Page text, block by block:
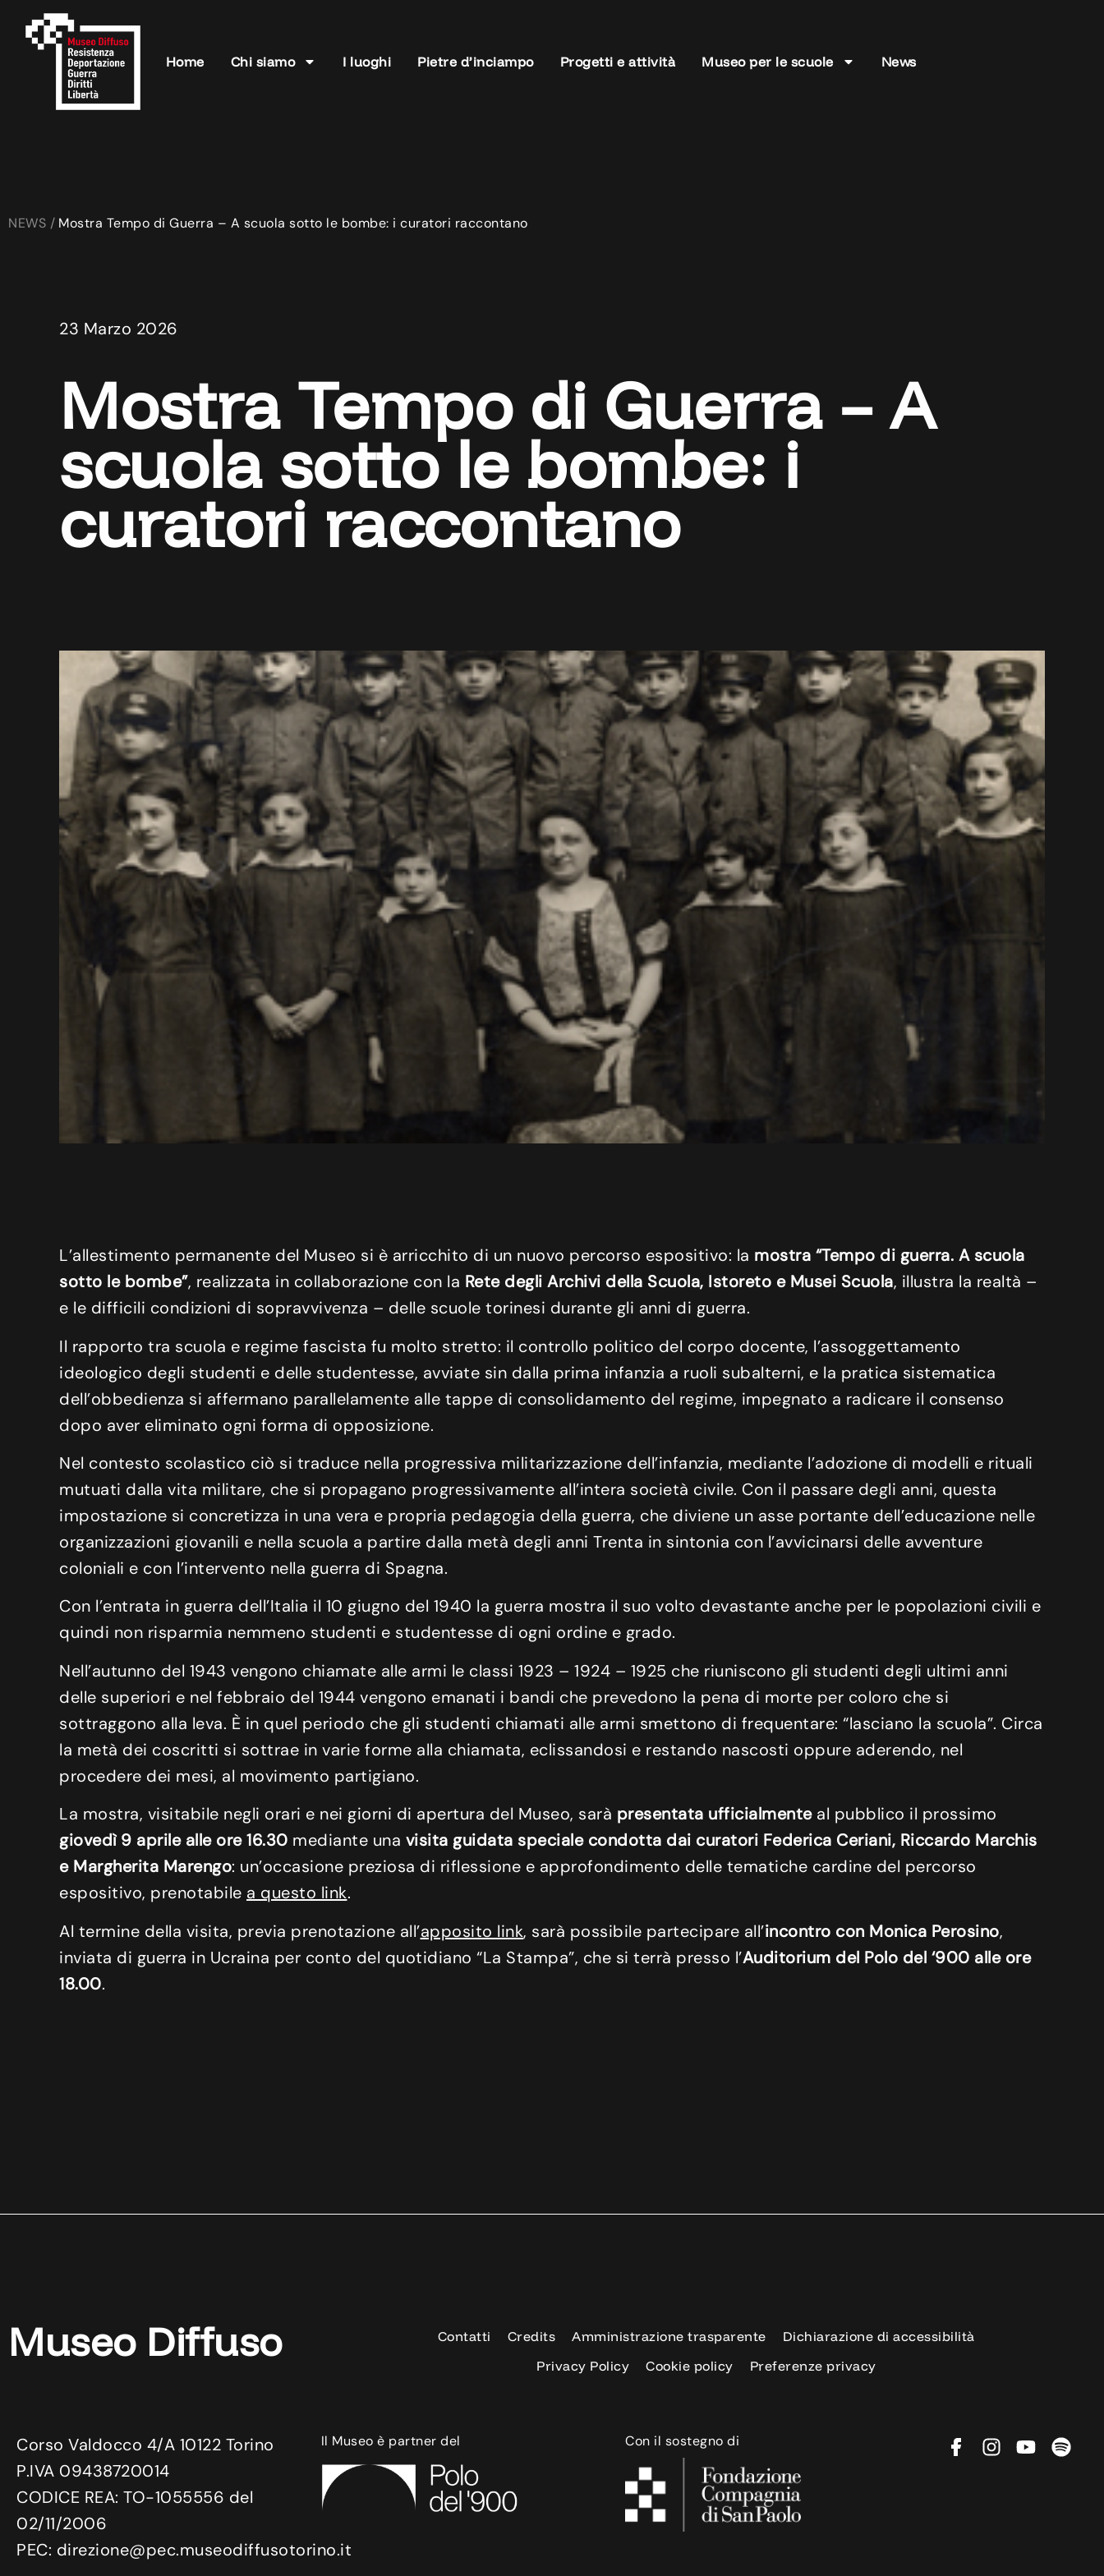
Home Chi siamo I luoghi Pietre d’inciampo Progetti e attività Museo per le scuole News
NEWS / Mostra Tempo di Guerra – A scuola sotto le bombe: i curatori raccontano
23 Marzo 2026
Mostra Tempo di Guerra – A
scuola sotto le bombe: i
curatori raccontano
L’allestimento permanente del Museo si è arricchito di un nuovo percorso espositivo: la mostra “Tempo di guerra. A scuola
sotto le bombe”, realizzata in collaborazione con la Rete degli Archivi della Scuola, Istoreto e Musei Scuola, illustra la realtà –
e le difficili condizioni di sopravvivenza – delle scuole torinesi durante gli anni di guerra.
Il rapporto tra scuola e regime fascista fu molto stretto: il controllo politico del corpo docente, l’assoggettamento
ideologico degli studenti e delle studentesse, avviate sin dalla prima infanzia a ruoli subalterni, e la pratica sistematica
dell’obbedienza si affermano parallelamente alle tappe di consolidamento del regime, impegnato a radicare il consenso
dopo aver eliminato ogni forma di opposizione.
Nel contesto scolastico ciò si traduce nella progressiva militarizzazione dell’infanzia, mediante l’adozione di modelli e rituali
mutuati dalla vita militare, che si propagano progressivamente all’intera società civile. Con il passare degli anni, questa
impostazione si concretizza in una vera e propria pedagogia della guerra, che diviene un asse portante dell’educazione nelle
organizzazioni giovanili e nella scuola a partire dalla metà degli anni Trenta in sintonia con l’avvicinarsi delle avventure
coloniali e con l’intervento nella guerra di Spagna.
Con l’entrata in guerra dell’Italia il 10 giugno del 1940 la guerra mostra il suo volto devastante anche per le popolazioni civili e
quindi non risparmia nemmeno studenti e studentesse di ogni ordine e grado.
Nell’autunno del 1943 vengono chiamate alle armi le classi 1923 – 1924 – 1925 che riuniscono gli studenti degli ultimi anni
delle superiori e nel febbraio del 1944 vengono emanati i bandi che prevedono la pena di morte per coloro che si
sottraggono alla leva. È in quel periodo che gli studenti chiamati alle armi smettono di frequentare: “lasciano la scuola”. Circa
la metà dei coscritti si sottrae in varie forme alla chiamata, eclissandosi e restando nascosti oppure aderendo, nel
procedere dei mesi, al movimento partigiano.
La mostra, visitabile negli orari e nei giorni di apertura del Museo, sarà presentata ufficialmenteal pubblico il prossimo
giovedì 9 aprile alle ore 16.30 mediante una visita guidata speciale condotta dai curatori Federica Ceriani, Riccardo Marchis
e Margherita Marengo: un’occasione preziosa di riflessione e approfondimento delle tematiche cardine del percorso
espositivo, prenotabile a questo link.
Al termine della visita, previa prenotazione all’apposito link, sarà possibile partecipare all’incontro con Monica Perosino,
inviata di guerra in Ucraina per conto del quotidiano “La Stampa”, che si terrà presso l’Auditorium del Polo del ‘900 alle ore
18.00.
Museo Diffuso Contatti Credits Amministrazione trasparente
Dichiarazione di accessibilità
Privacy Policy
Cookie policy Preferenze privacy
Corso Valdocco 4/A 10122 Torino
P.IVA 09438720014
CODICE REA: TO-1055556 del
02/11/2006
PEC: direzione@pec.museodiffusotorino.it
Il Museo è partner del Con il sostegno di